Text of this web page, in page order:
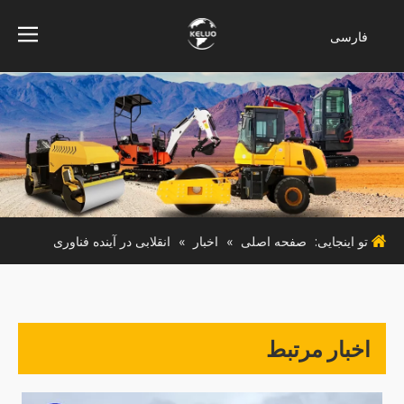
فارسی
indonesia
Türk dili
ไทย
Italiano
Deutsch
Português
Español
English
تو اینجایی: صفحه اصلی » اخبار » انقلابی در آینده فناوری
اخبار مرتبط